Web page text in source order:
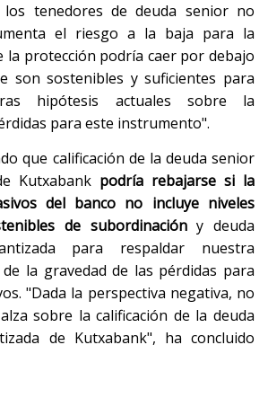
tenedores de deuda senior no
el riesgo a la baja para la
la protección podría caer por debajo
son sostenibles y suficientes para
hipótesis actuales sobre la
para este instrumento".
que calificación de la deuda senior
Kutxabank podría rebajarse si la
del banco no incluye niveles
de subordinacióny deuda
para respaldar nuestra
la gravedad de las pérdidas para
"Dada la perspectiva negativa, no
sobre la calificación de la deuda
de Kutxabank", ha concluido